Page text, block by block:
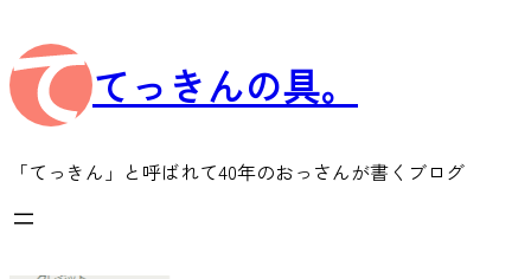
容
を
ス
ッ
てっきんの具。
「てっきん」と呼ばれて40年のおっさんが書くブログ